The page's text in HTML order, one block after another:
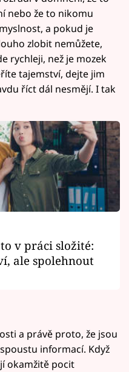
nebo že to nikomu
a pokud je
zlobit nemůžete,
rychleji, než je mozek
tajemství, dejte jim
říct dál nesmějí. I tak
v práci složité:
ale spolehnout
a právě proto, že jsou
informací. Když
okamžitě pocit